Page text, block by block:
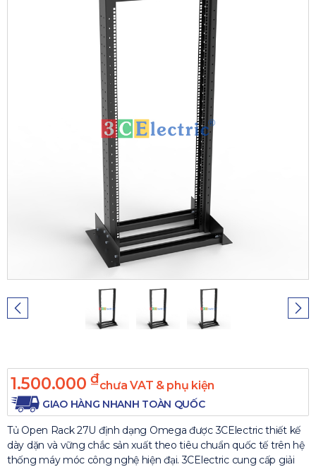
1.500.000 ₫chưa VAT & phụ kiện
GIAO HÀNG NHANH TOÀN QUỐC
Tủ Open Rack 27U định dạng Omega được 3CElectric thiết kế
dày dặn và vững chắc sản xuất theo tiêu chuẩn quốc tế trên hệ
thống máy móc công nghệ hiện đại. 3CElectric cung cấp giải